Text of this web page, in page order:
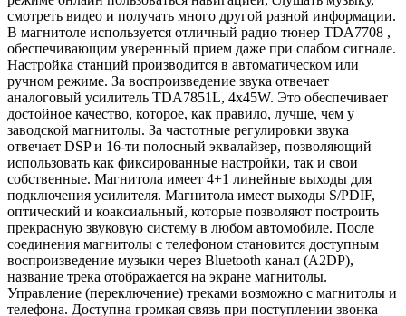
смотреть видео и получать много другой разной информации.
В магнитоле используется отличный радио тюнер TDA7708 ,
обеспечивающим уверенный прием даже при слабом сигнале.
Настройка станций производится в автоматическом или
ручном режиме. За воспроизведение звука отвечает
аналоговый усилитель TDA7851L, 4x45W. Это обеспечивает
достойное качество, которое, как правило, лучше, чем у
заводской магнитолы. За частотные регулировки звука
отвечает DSP и 16-ти полосный эквалайзер, позволяющий
использовать как фиксированные настройки, так и свои
собственные. Магнитола имеет 4+1 линейные выходы для
подключения усилителя. Магнитола имеет выходы S/PDIF,
оптический и коаксиальный, которые позволяют построить
прекрасную звуковую систему в любом автомобиле. После
соединения магнитолы с телефоном становится доступным
воспроизведение музыки через Bluetooth канал (A2DP),
название трека отображается на экране магнитолы.
Управление (переключение) треками возможно с магнитолы и
телефона. Доступна громкая связь при поступлении звонка